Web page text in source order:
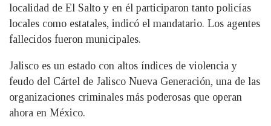
localidad de El Salto y en él participaron tanto policías
locales como estatales, indicó el mandatario. Los agentes
fallecidos fueron municipales.
Jalisco es un estado con altos índices de violencia y
feudo del Cártel de Jalisco Nueva Generación, una de las
organizaciones criminales más poderosas que operan
ahora en México.